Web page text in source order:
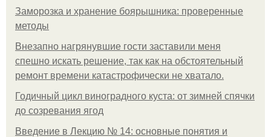
Заморозка и хранение боярышника: проверенные
методы
Внезапно нагрянувшие гости заставили меня
спешно искать решение, так как на обстоятельный
ремонт времени катастрофически не хватало.
Годичный цикл виноградного куста: от зимней спячки
до созревания ягод
Введение в Лекцию № 14: основные понятия и